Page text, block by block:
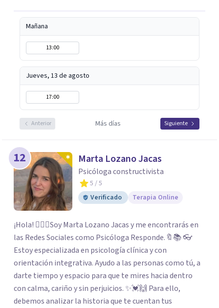
Mañana
13:00
Jueves, 13 de agosto
17:00
Anterior Más días Siguiente
12 Marta Lozano Jacas
Psicóloga constructivista
5 / 5
Verificado
Terapia Online
¡Hola! 🙋🏼‍♀️Soy Marta Lozano Jacas y me encontrarás en
las Redes Sociales como Psicóloga Responde.🔖📚 👓
Estoy especializada en psicología clínica y con
orientación integrativa. Ayudo a las personas como tú, a
darte tiempo y espacio para que te mires hacia dentro
con calma, cariño y sin perjuicios. ✨💓🙌 Para ello,
debemos analizar la historia que te cuentan tus